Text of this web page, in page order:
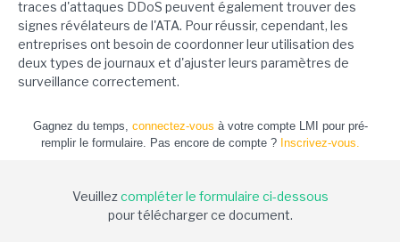
traces d'attaques DDoS peuvent également trouver des
signes révélateurs de l'ATA. Pour réussir, cependant, les
entreprises ont besoin de coordonner leur utilisation des
deux types de journaux et d'ajuster leurs paramètres de
surveillance correctement.
Gagnez du temps, connectez-vous à votre compte LMI pour pré-
remplir le formulaire. Pas encore de compte ? Inscrivez-vous.
Veuillezcompléter le formulaire ci-dessous
pour télécharger ce document.